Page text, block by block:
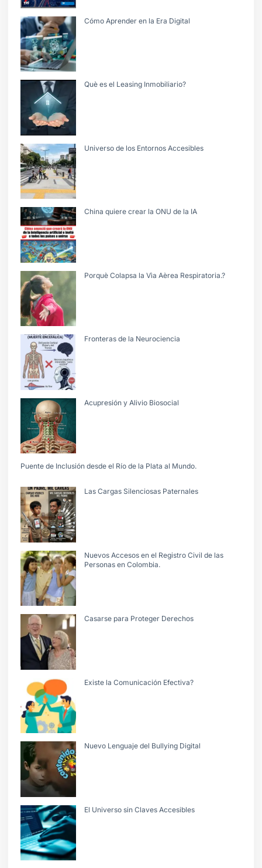
Cómo Aprender en la Era Digital
Què es el Leasing Inmobiliario?
Universo de los Entornos Accesibles
China quiere crear la ONU de la IA
Porquè Colapsa la Vìa Aèrea Respiratoria.?
Fronteras de la Neurociencia
Acupresión y Alivio Biosocial
Puente de Inclusión desde el Río de la Plata al Mundo.
Las Cargas Silenciosas Paternales
Nuevos Accesos en el Registro Civil de las
Personas en Colombia.
Casarse para Proteger Derechos
Existe la Comunicación Efectiva?
Nuevo Lenguaje del Bullying Digital
El Universo sin Claves Accesibles